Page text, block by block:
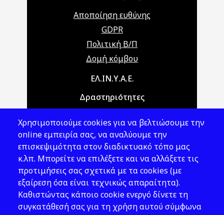
Αποποίηση ευθύνης
GDPR
Πολιτική Β/Π
Δομή κόμβου
Main navigationΕΛ.ΙΝ.Υ.Α.Ε.
Δραστηριότητες
Νομοθεσία
Εκδόσεις
Νέα - Εκδηλώσεις
Ακολουθήστε μας
Χρησιμοποιούμε cookies για να βελτιώσουμε την
online εμπειρία σας, να αναλύουμε την
επισκεψιμότητα στον διαδικτυακό τόπο μας
κ.λπ. Μπορείτε να επιλέξετε και να αλλάξετε τις
προτιμήσεις σας σχετικά με τα cookies (με
εξαίρεση όσα είναι τεχνικώς απαραίτητα).
Καθιστώντας κάποιο cookie ενεργό δίνετε τη
συγκατάθεσή σας για τη χρήση αυτού σύμφωνα